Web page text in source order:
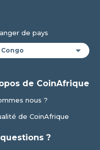
de pays
de CoinAfrique
nous ?
de CoinAfrique
?